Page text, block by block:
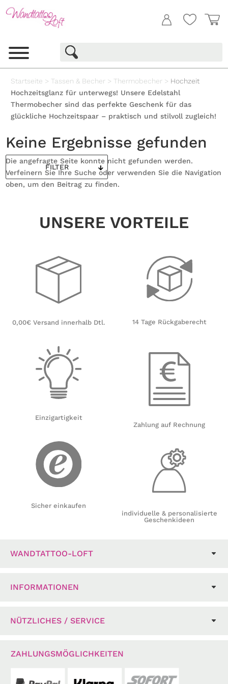
Startseite > Tassen & Becher > Thermobecher > Hochzeit
Hochzeitsglanz für unterwegs! Unsere Edelstahl
Thermobecher sind das perfekte Geschenk für das
glückliche Hochzeitspaar – praktisch und stilvoll zugleich!
FILTER
Keine Ergebnisse gefunden
Die angefragte Seite konnte nicht gefunden werden.
Verfeinern Sie Ihre Suche oder verwenden Sie die Navigation
oben, um den Beitrag zu finden.
UNSERE VORTEILE
0,00€ Versand innerhalb Dtl.
Einzigartigkeit
Sicher einkaufen
14 Tage Rückgaberecht
Zahlung auf Rechnung
individuelle & personalisierte
Geschenkideen
WANDTATTOO-LOFT
INFORMATIONEN
NÜTZLICHES / SERVICE
ZAHLUNGSMÖGLICHKEITEN